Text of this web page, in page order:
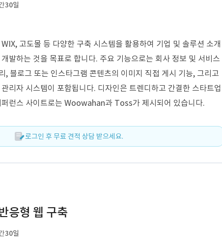
30일
고도몰 등 다양한 구축 시스템을 활용하여 기업 및 솔루션 소개
발하는 것을 목표로 합니다. 주요 기능으로는 회사 정보 및 서비스
, 블로그 또는 인스타그램 콘텐츠의 이미지 직접 게시 기능, 그리고
리자 시스템이 포함됩니다. 디자인은 트렌디하고 간결한 스타트업
런스 사이트로는 Woowahan과 Toss가 제시되어 있습니다.
로그인 후 무료 견적 상담 받으세요.
응형 웹 구축
30일